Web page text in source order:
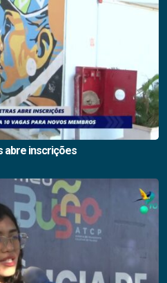
abre inscrições